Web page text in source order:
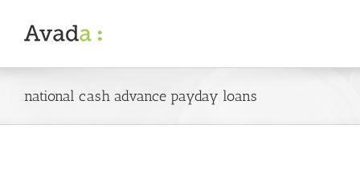
content
national cash advance payday loans